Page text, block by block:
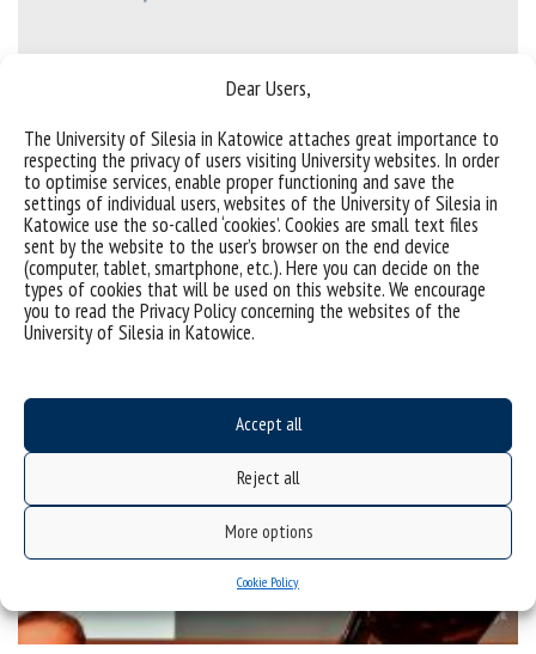
Dear Users,
The University of Silesia in Katowice attaches great importance to
respecting the privacy of users visiting University websites. In order
to optimise services, enable proper functioning and save the
settings of individual users, websites of the University of Silesia in
Katowice use the so-called ‘cookies’. Cookies are small text files
sent by the website to the user’s browser on the end device
(computer, tablet, smartphone, etc.). Here you can decide on the
types of cookies that will be used on this website. We encourage
you to read the Privacy Policy concerning the websites of the
University of Silesia in Katowice.
Accept all
Reject all
More options
Cookie Policy
(Polski) Przesunięcie terminu I Międzynarodowego
Sympozjum Pianistyki i Edukacji Muzycznej MusicAlive
Sorry, this entry is only available in Polish.
categories:konferencje